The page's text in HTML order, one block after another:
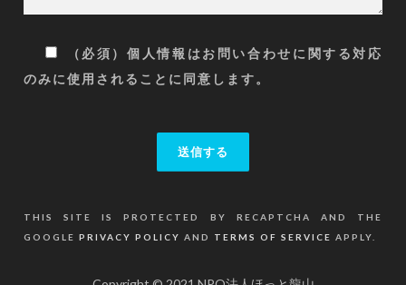
（必須）個人情報はお問い合わせに関する対応
のみに使用されることに同意します。
THIS SITE IS PROTECTED BY RECAPTCHA AND THE
GOOGLE PRIVACY POLICY AND TERMS OF SERVICE APPLY.